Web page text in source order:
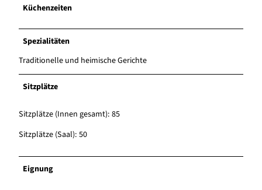
Küchenzeiten
Spezialitäten
Traditionelle und heimische Gerichte
Sitzplätze
Sitzplätze (Innen gesamt): 85
Sitzplätze (Saal): 50
Eignung